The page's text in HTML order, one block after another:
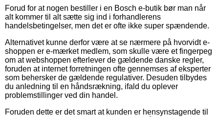
Forud for at nogen bestiller i en Bosch e-butik bør man når
alt kommer til alt sætte sig ind i forhandlerens
handelsbetingelser, men det er ofte ikke super spændende.
Alternativet kunne derfor være at se nærmere på hvorvidt e-
shoppen er e-mærket medlem, som skulle være et fingerpeg
om at webshoppen efterlever de gældende danske regler,
foruden at internet forretningen ofte gennemses af eksperter
som behersker de gældende regulativer. Desuden tilbydes
du anledning til en håndsrækning, ifald du oplever
problemstillinger ved din handel.
Foruden dette er det smart at kunden er hensynstagende til